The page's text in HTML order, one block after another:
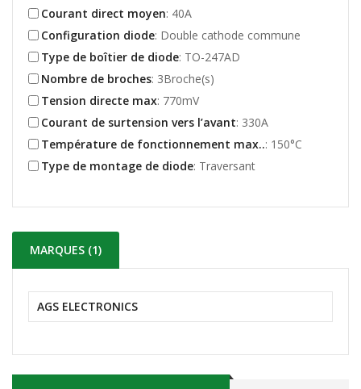
Courant direct moyen: 40A
Configuration diode: Double cathode commune
Type de boîtier de diode: TO-247AD
Nombre de broches: 3Broche(s)
Tension directe max: 770mV
Courant de surtension vers l’avant: 330A
Température de fonctionnement max..: 150°C
Type de montage de diode: Traversant
MARQUES (1)
AGS ELECTRONICS